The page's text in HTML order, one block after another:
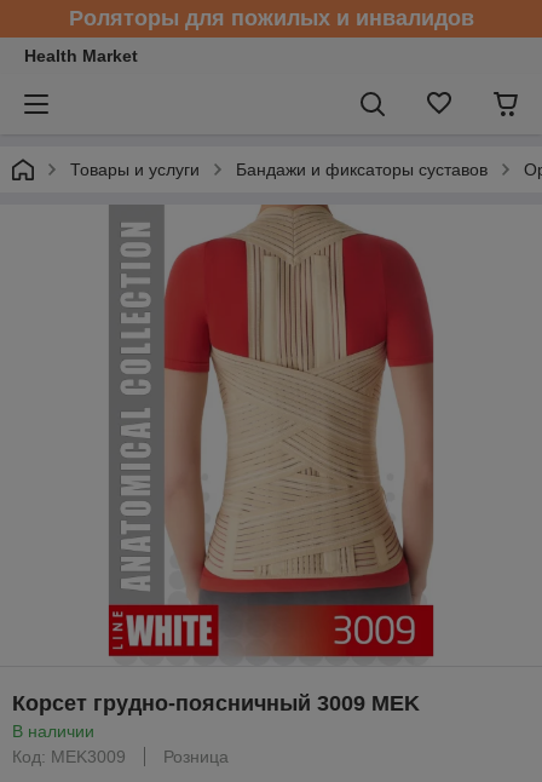
Роляторы для пожилых и инвалидов
Health Market
Товары и услуги Бандажи и фиксаторы суставов
Корсет грудно-поясничный 3009 MEK
В наличии
Код: MEK3009
Розница